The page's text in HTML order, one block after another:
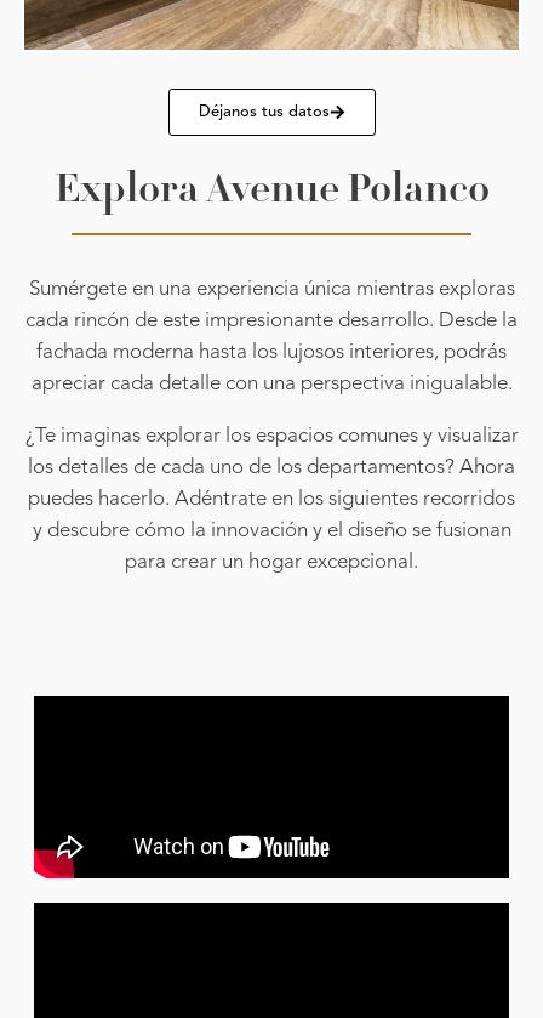
Déjanos tus datos
Explora Avenue Polanco
Sumérgete en una experiencia única mientras exploras
cada rincón de este impresionante desarrollo. Desde la
fachada moderna hasta los lujosos interiores, podrás
apreciar cada detalle con una perspectiva inigualable.
¿Te imaginas explorar los espacios comunes y visualizar
los detalles de cada uno de los departamentos? Ahora
puedes hacerlo. Adéntrate en los siguientes recorridos
y descubre cómo la innovación y el diseño se fusionan
para crear un hogar excepcional.